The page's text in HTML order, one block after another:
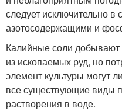
следует исключительно в
азотосодержащими и
Калийные соли
из ископаемых руд, но
элемент культуры могут
все существующие виды
растворения в воде.